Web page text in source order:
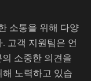
소통을 위해 다양
고객 지원팀은 언
소중한 의견을
노력하고 있습